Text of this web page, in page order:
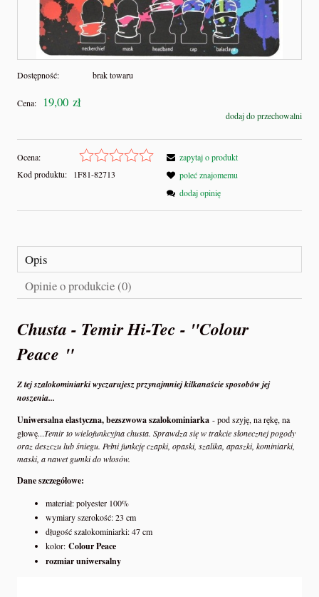
Dostępność: brak towaru
Cena: 19,00 zł
dodaj do przechowalni
Ocena:
Kod produktu:
1F81-82713
zapytaj o produkt
poleć znajomemu
dodaj opinię
Opis
Opinie o produkcie (0)
Chusta - Temir Hi-Tec - "Colour
Peace "
Z tej szalokominiarki wyczarujesz przynajmniej kilkanaście sposobów jej
noszenia...
Uniwersalna elastyczna, bezszwowa szalokominiarka - pod szyję, na rękę, na
głowę...Temir to wielofunkcyjna chusta. Sprawdza się w trakcie słonecznej pogody
oraz deszczu lub śniegu. Pełni funkcję czapki, opaski, szalika, apaszki, kominiarki,
maski, a nawet gumki do włosów.
Dane szczegółowe:
materiał: polyester 100%
wymiary szerokość: 23 cm
długość szalokominiarki: 47 cm
kolor: Colour Peace
rozmiar uniwersalny